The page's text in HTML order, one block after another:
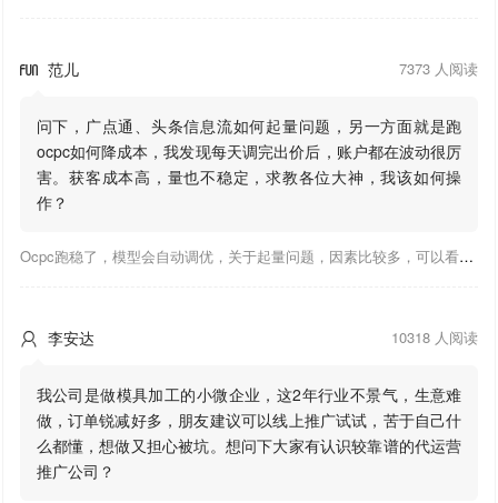
 范儿 7373 人阅读
问下，广点通、头条信息流如何起量问题，另一方面就是跑
ocpc如何降成本，我发现每天调完出价后，账户都在波动很厉
害。获客成本高，量也不稳定，求教各位大神，我该如何操
作？
Ocpc跑稳了，模型会自动调优，关于起量问题，因素比较多，可以看下靠谱推大神出的干货文章，都是经验总结，应该可以找到对应解决。
 李安达 10318 人阅读
我公司是做模具加工的小微企业，这2年行业不景气，生意难
做，订单锐减好多，朋友建议可以线上推广试试，苦于自己什
么都懂，想做又担心被坑。想问下大家有认识较靠谱的代运营
推广公司？